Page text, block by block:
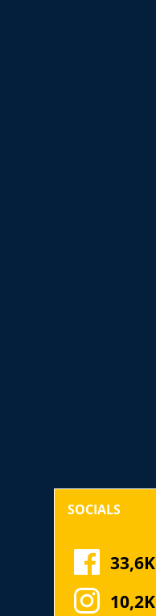
SOCIALS
33,6K
10,2K